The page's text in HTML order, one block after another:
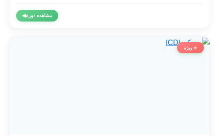
مشاهده دوره◀
⭐ ویژه